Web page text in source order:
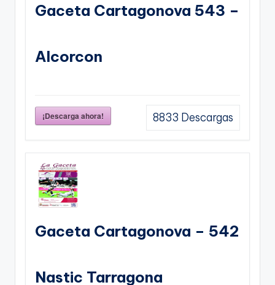
Gaceta Cartagonova 543 –
Alcorcon
¡Descarga ahora! 8833 Descargas
Gaceta Cartagonova – 542
Nastic Tarragona